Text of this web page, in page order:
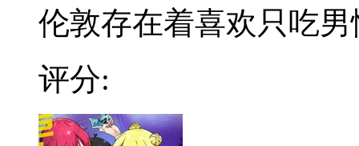
伦敦存在着喜欢只吃男
评分: